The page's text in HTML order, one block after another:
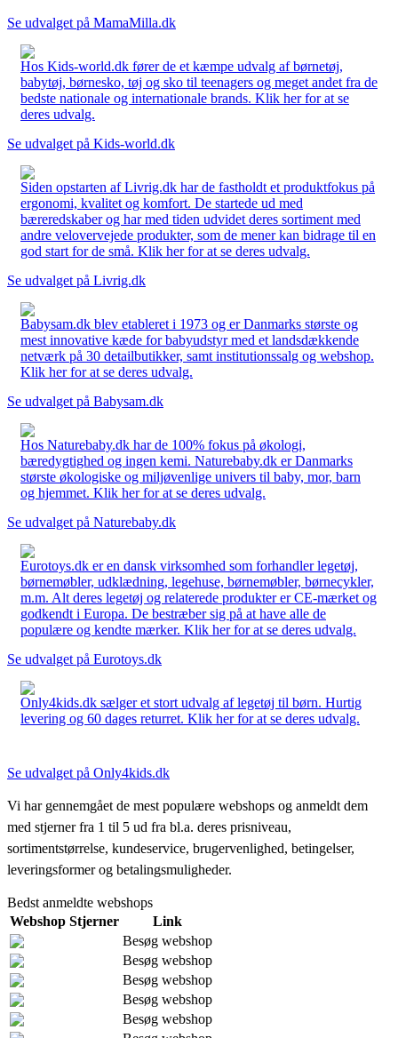
Se udvalget på MamaMilla.dk
Hos Kids-world.dk fører de et kæmpe udvalg af børnetøj,
babytøj, børnesko, tøj og sko til teenagers og meget andet fra de
bedste nationale og internationale brands. Klik her for at se
deres udvalg.
Se udvalget på Kids-world.dk
Siden opstarten af Livrig.dk har de fastholdt et produktfokus på
ergonomi, kvalitet og komfort. De startede ud med
bæreredskaber og har med tiden udvidet deres sortiment med
andre velovervejede produkter, som de mener kan bidrage til en
god start for de små. Klik her for at se deres udvalg.
Se udvalget på Livrig.dk
Babysam.dk blev etableret i 1973 og er Danmarks største og
mest innovative kæde for babyudstyr med et landsdækkende
netværk på 30 detailbutikker, samt institutionssalg og webshop.
Klik her for at se deres udvalg.
Se udvalget på Babysam.dk
Hos Naturebaby.dk har de 100% fokus på økologi,
bæredygtighed og ingen kemi. Naturebaby.dk er Danmarks
største økologiske og miljøvenlige univers til baby, mor, barn
og hjemmet. Klik her for at se deres udvalg.
Se udvalget på Naturebaby.dk
Eurotoys.dk er en dansk virksomhed som forhandler legetøj,
børnemøbler, udklædning, legehuse, børnemøbler, børnecykler,
m.m. Alt deres legetøj og relaterede produkter er CE-mærket og
godkendt i Europa. De bestræber sig på at have alle de
populære og kendte mærker. Klik her for at se deres udvalg.
Se udvalget på Eurotoys.dk
Only4kids.dk sælger et stort udvalg af legetøj til børn. Hurtig
levering og 60 dages returret. Klik her for at se deres udvalg.
Se udvalget på Only4kids.dk
Vi har gennemgået de mest populære webshops og anmeldt dem
med stjerner fra 1 til 5 ud fra bl.a. deres prisniveau,
sortimentstørrelse, kundeservice, brugervenlighed, betingelser,
leveringsformer og betalingsmuligheder.
Bedst anmeldte webshops
Webshop Stjerner
Link
Besøg webshop
Besøg webshop
Besøg webshop
Besøg webshop
Besøg webshop